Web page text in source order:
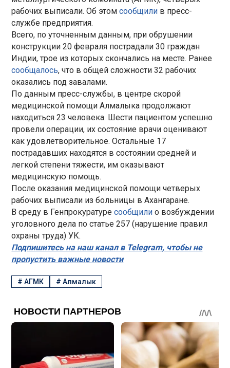
рабочих выписали. Об этомсообщили в пресс-
службе предприятия.
Всего, по уточненным данным, при обрушении
конструкции 20 февраля пострадали 30 граждан
Индии, трое из которых скончались на месте. Ранее
сообщалось, что в общей сложности 32 рабочих
оказались под завалами.
По данным пресс-службы, в центре скорой
медицинской помощи Алмалыка продолжают
находиться 23 человека. Шести пациентом успешно
провели операции, их состояние врачи оценивают
как удовлетворительное. Остальные 17
пострадавших находятся в состоянии средней и
легкой степени тяжести, им оказывают
медицинскую помощь.
После оказания медицинской помощи четверых
рабочих выписали из больницы в Ахангаране.
В среду в Генпрокуратуресообщилио возбуждении
уголовного дела по статье 257 (нарушение правил
охраны труда) УК.
Подпишитесь на наш канал в Telegram, чтобы не
пропустить важные новости
#АГМК #Алмалык